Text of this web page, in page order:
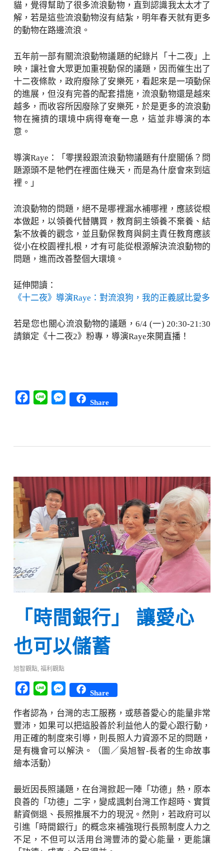
貓，覺得幫助了很多流浪動物，直到認識我太太才了
解，若是這些流浪動物沒有結紮，明年春天就有更多
的動物在路邊流浪。
五年前一部有關流浪動物議題的紀錄片「十二夜」上
映，讓社會大眾更加重視動保的議題，因而催生出了
十二夜條款，政府廢除了安樂死，看起來是一項動保
的進展，但沒有完善的配套措施，流浪動物還是越來
越多，而收容所因廢除了安樂死，於是更多的流浪動
物在擁擠的環境中病得奄奄一息，這並非導演的本
意。
導演Raye：「零撲殺跟流浪動物議題有什麼關係？問
題源頭不是牠們在裡面住幾天，而是為什麼會來到這
裡。」
流浪動物的問題，絕不是哪裡漏水補哪裡，應該從根
本做起，以領養代替購買，教育飼主領養不棄養、結
紮不放養的觀念，並且動保教育與飼主責任教育應該
從小在校園裡扎根，才有可能從根源解決流浪動物的
問題，進而改善整個大環境。
延伸閱讀：
《十二夜》導演Raye：對流浪狗，我的正義感比愛多
若是您也關心流浪動物的議題，6/4 (一) 20:30-21:30
請鎖定《十二夜2》粉專，導演Raye來開直播！
Facebook
Line Messenger
Share
「時間銀行」 讓愛心
也可以儲蓄
旭智觀點, 福利觀點
Facebook
Line Messenger
Share
作者認為，台灣的志工服務，或慈善愛心的能量非常
豐沛，如果可以把這股善於利益他人的愛心跟行動，
用正確的制度來引導，則長照人力資源不足的問題，
是有機會可以解決。（圖／吳旭智-長者的生命故事
繪本活動）
最近因長照議題，在台灣掀起一陣「功德」熱，原本
良善的「功德」二字，變成諷刺台灣工作超時、實質
薪資倒退、長照推展不力的現況。然則，若政府可以
引進「時間銀行」的概念來補強現行長照制度人力之
不足，不但可以活用台灣豐沛的愛心能量，更能讓